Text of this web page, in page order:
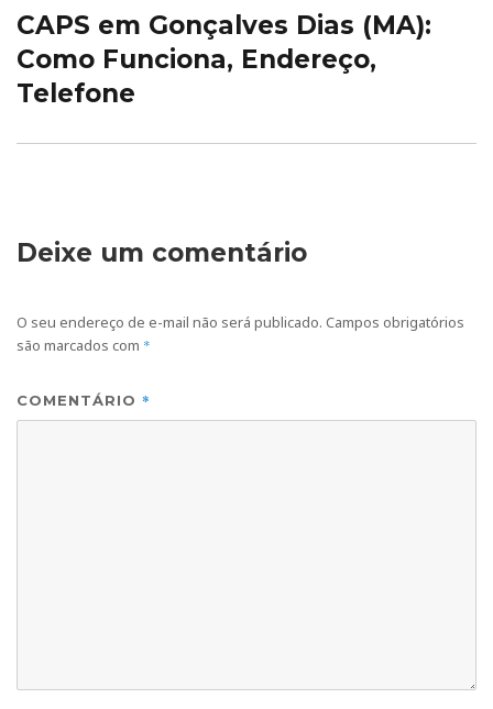
Próximo
post:
CAPS em Gonçalves Dias (MA):
Como Funciona, Endereço,
Telefone
Deixe um comentário
O seu endereço de e-mail não será publicado. Campos obrigatórios
são marcados com *
COMENTÁRIO *